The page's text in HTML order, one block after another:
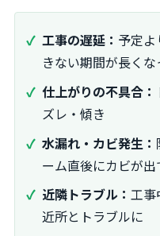
工事の遅延： 予定
きない期間が長くな
仕上がりの不具合：
ズレ・傾き
水漏れ・カビ発生：
ーム直後にカビが出
近隣トラブル： 工事
近所とトラブルに